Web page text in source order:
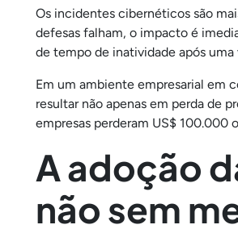
Os incidentes cibernéticos são
defesas falham, o impacto é
de tempo de inatividade após
Em um ambiente empresarial em
resultar não apenas em perda de
empresas perderam US$ 100.000
A adoção
não sem